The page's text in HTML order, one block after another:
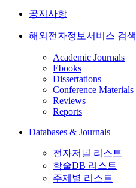
공지사항
해외전자정보서비스 검색
Academic Journals
Ebooks
Dissertations
Conference Materials
Reviews
Reports
Databases & Journals
전자저널 리스트
학술DB 리스트
주제별 리스트